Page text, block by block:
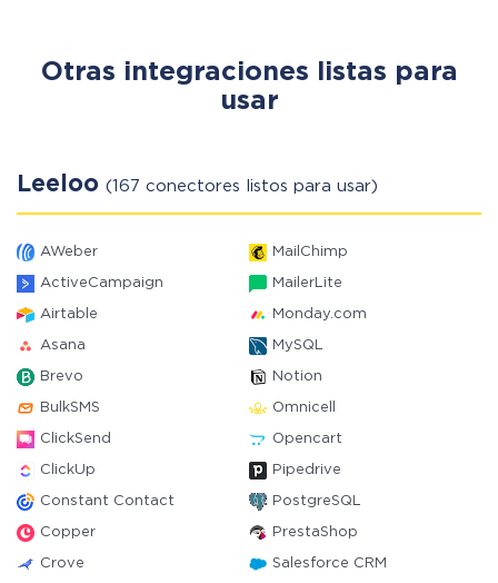
Otras integraciones listas para
usar
Leeloo (167 conectores listos para usar)
AWeber MailChimp
ActiveCampaign MailerLite
Airtable Monday.com
Asana MySQL
Brevo Notion
BulkSMS Omnicell
ClickSend Opencart
ClickUp Pipedrive
Constant Contact PostgreSQL
Copper PrestaShop
Crove Salesforce CRM